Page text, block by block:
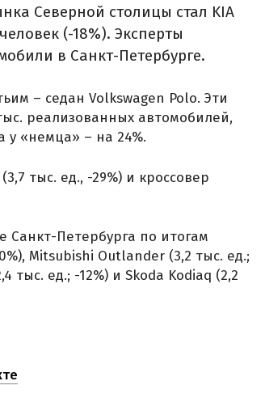
Северной столицы стал KIA
(-18%). Эксперты
в Санкт-Петербурге.
– седан Volkswagen Polo. Эти
реализованных автомобилей,
у «немца» – на 24%.
тыс. ед., -29%) и кроссовер
Санкт-Петербурга по итогам
Mitsubishi Outlander (3,2 тыс. ед.;
тыс. ед.; -12%) и Skoda Kodiaq (2,2